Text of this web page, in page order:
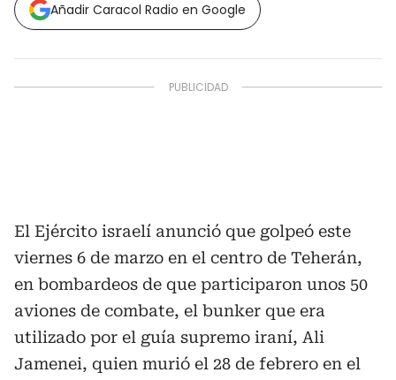
Añadir Caracol Radio en Google
El Ejército israelí anunció que golpeó este
viernes 6 de marzo en el centro de Teherán,
en bombardeos de que participaron unos 50
aviones de combate, el bunker que era
utilizado por el guía supremo iraní, Ali
Jamenei, quien murió el 28 de febrero en el